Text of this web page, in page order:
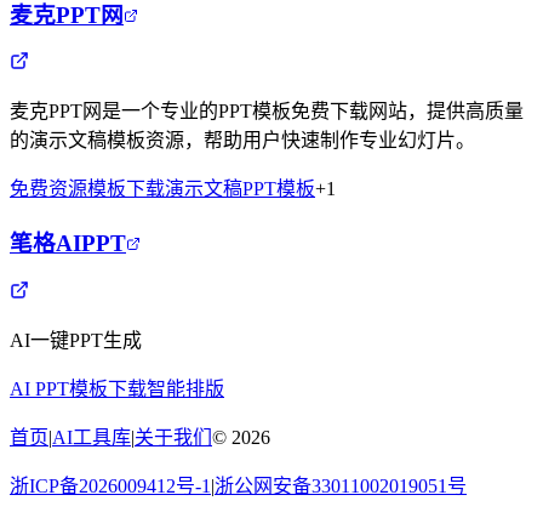
麦克PPT网
麦克PPT网是一个专业的PPT模板免费下载网站，提供高质量
的演示文稿模板资源，帮助用户快速制作专业幻灯片。
免费资源模板下载演示文稿PPT模板+1
笔格AIPPT
AI一键PPT生成
AI PPT模板下载智能排版
首页|AI工具库|关于我们 © 2026
浙ICP备2026009412号-1 |浙公网安备33011002019051号